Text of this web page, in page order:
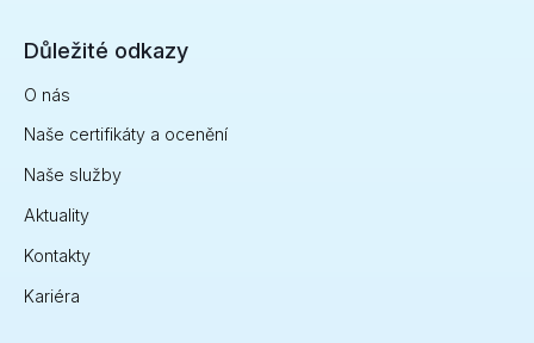
Důležité odkazy
O nás
Naše certifikáty a ocenění
Naše služby
Aktuality
Kontakty
Kariéra